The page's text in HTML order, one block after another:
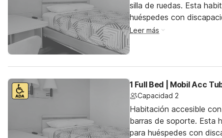
silla de ruedas. Esta
huéspedes con
Leer más
1 Full Bed | Mobil Acc
Capacidad 2
Habitación accesible
barras de soporte. Esta
para huéspedes con